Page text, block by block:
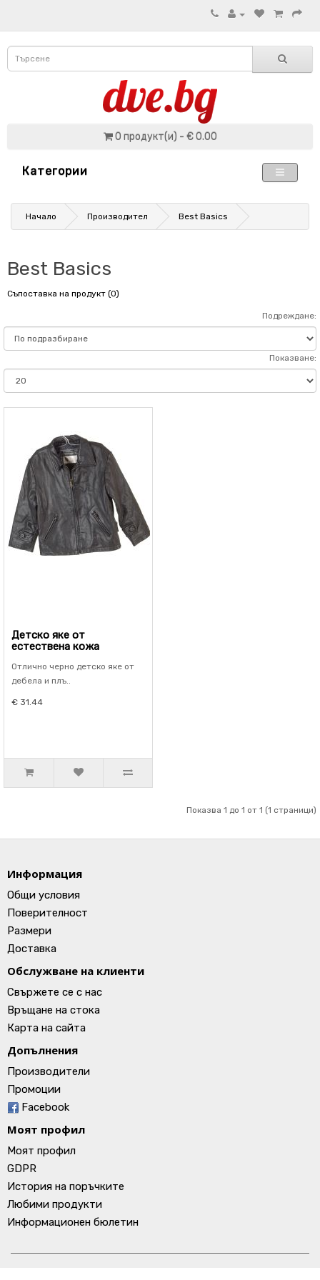
0 продукт(и) - € 0.00
Категории
Начало Производител Best Basics
Best Basics
Съпоставка на продукт (0)
Подреждане:
Показване:
Детско яке от
естествена кожа
Отлично черно детско яке от
дебела и плъ..
€ 31.44
Показва 1 до 1 от 1 (1 страници)
Информация
Общи условия
Поверителност
Размери
Доставка
Обслужване на клиенти
Свържете се с нас
Връщане на стока
Карта на сайта
Допълнения
Производители
Промоции
Facebook
Моят профил
Моят профил
GDPR
История на поръчките
Любими продукти
Информационен бюлетин